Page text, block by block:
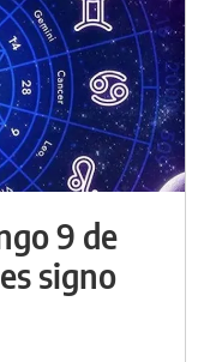
9 de
signo